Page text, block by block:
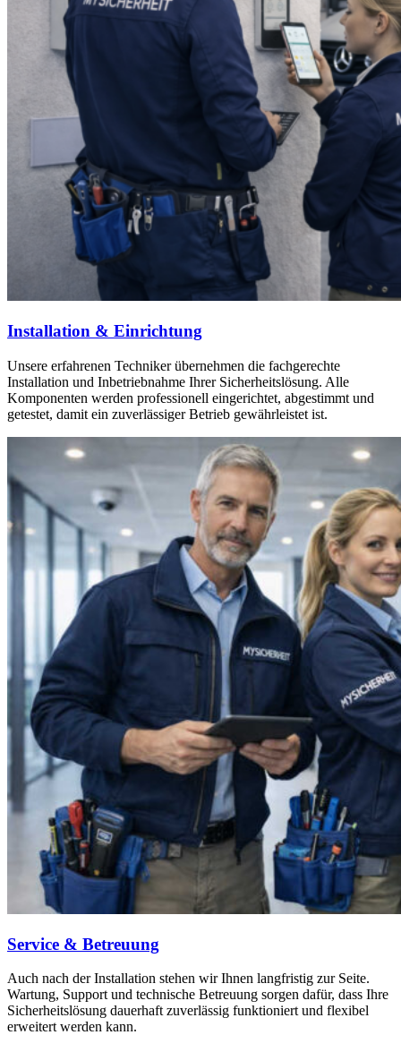
Installation & Einrichtung
Unsere erfahrenen Techniker übernehmen die fachgerechte
Installation und Inbetriebnahme Ihrer Sicherheitslösung. Alle
Komponenten werden professionell eingerichtet, abgestimmt und
getestet, damit ein zuverlässiger Betrieb gewährleistet ist.
Service & Betreuung
Auch nach der Installation stehen wir Ihnen langfristig zur Seite.
Wartung, Support und technische Betreuung sorgen dafür, dass Ihre
Sicherheitslösung dauerhaft zuverlässig funktioniert und flexibel
erweitert werden kann.